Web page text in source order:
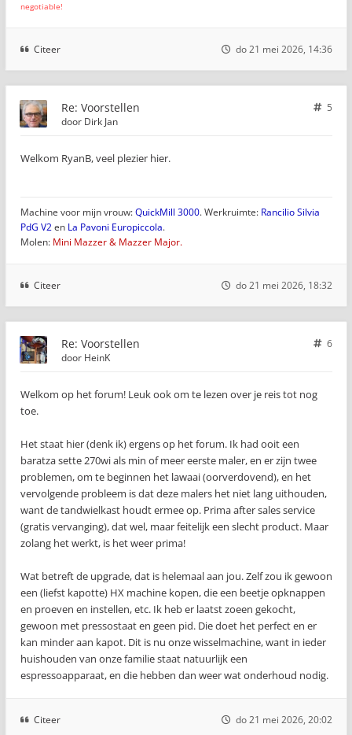
negotiable!
Citeer do 21 mei 2026, 14:36
Re: Voorstellen
5
door Dirk Jan
Welkom RyanB, veel plezier hier.
Machine voor mijn vrouw:QuickMill 3000. Werkruimte: Rancilio Silvia
PdG V2en La Pavoni Europiccola.
Molen: Mini Mazzer & Mazzer Major.
Citeer do 21 mei 2026, 18:32
Re: Voorstellen
6
door HeinK
Welkom op het forum! Leuk ook om te lezen over je reis tot nog
toe.
Het staat hier (denk ik) ergens op het forum. Ik had ooit een
baratza sette 270wi als min of meer eerste maler, en er zijn twee
problemen, om te beginnen het lawaai (oorverdovend), en het
vervolgende probleem is dat deze malers het niet lang uithouden,
want de tandwielkast houdt ermee op. Prima after sales service
(gratis vervanging), dat wel, maar feitelijk een slecht product. Maar
zolang het werkt, is het weer prima!
Wat betreft de upgrade, dat is helemaal aan jou. Zelf zou ik gewoon
een (liefst kapotte) HX machine kopen, die een beetje opknappen
en proeven en instellen, etc. Ik heb er laatst zoeen gekocht,
gewoon met pressostaat en geen pid. Die doet het perfect en er
kan minder aan kapot. Dit is nu onze wisselmachine, want in ieder
huishouden van onze familie staat natuurlijk een
espressoapparaat, en die hebben dan weer wat onderhoud nodig.
Citeer do 21 mei 2026, 20:02